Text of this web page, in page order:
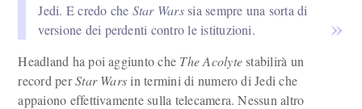
Jedi. E credo che Star Warssia sempre una sorta di
versione dei perdenti contro le istituzioni.
Headland ha poi aggiunto che The Acolytestabilirà un
record perStar Warsin termini di numero di Jedi che
appaiono effettivamente sulla telecamera. Nessun altro